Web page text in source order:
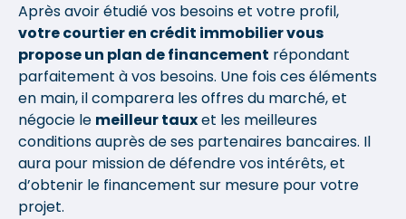
Après avoir étudié vos besoins et votre profil,
votre courtier en crédit immobilier vous
propose un plan de financement répondant
parfaitement à vos besoins. Une fois ces éléments
en main, il comparera les offres du marché, et
négocie le meilleur tauxet les meilleures
conditions auprès de ses partenaires bancaires. Il
aura pour mission de défendre vos intérêts, et
d’obtenir le financement sur mesure pour votre
projet.